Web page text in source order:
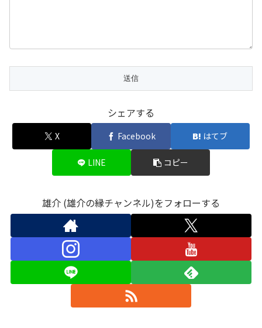
シェアする
X Facebook はてブ
LINE コピー
雄介 (雄介の縁チャンネル)をフォローする